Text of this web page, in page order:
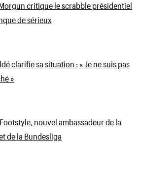
critique le scrabble présidentiel
de sérieux
clarifie sa situation : « Je ne suis pas
»
nouvel ambassadeur de la
de la Bundesliga